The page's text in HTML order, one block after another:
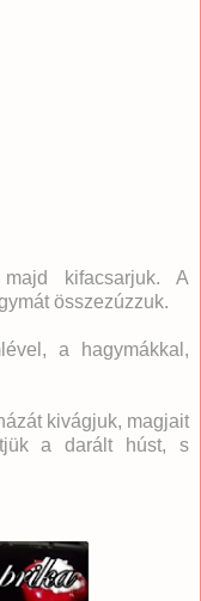
kifacsarjuk. A
összezúzzuk.
a hagymákkal,
kivágjuk, magjait
a darált húst, s